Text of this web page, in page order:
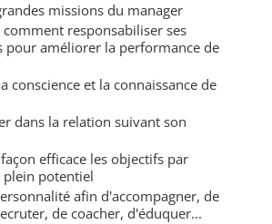
missions du manager
responsabiliser ses
pour améliorer la performance de
conscience et la connaissance de
dans la relation suivant son
efficace les objectifs par
plein potentiel
afin d'accompagner, de
de coacher, d'éduquer...